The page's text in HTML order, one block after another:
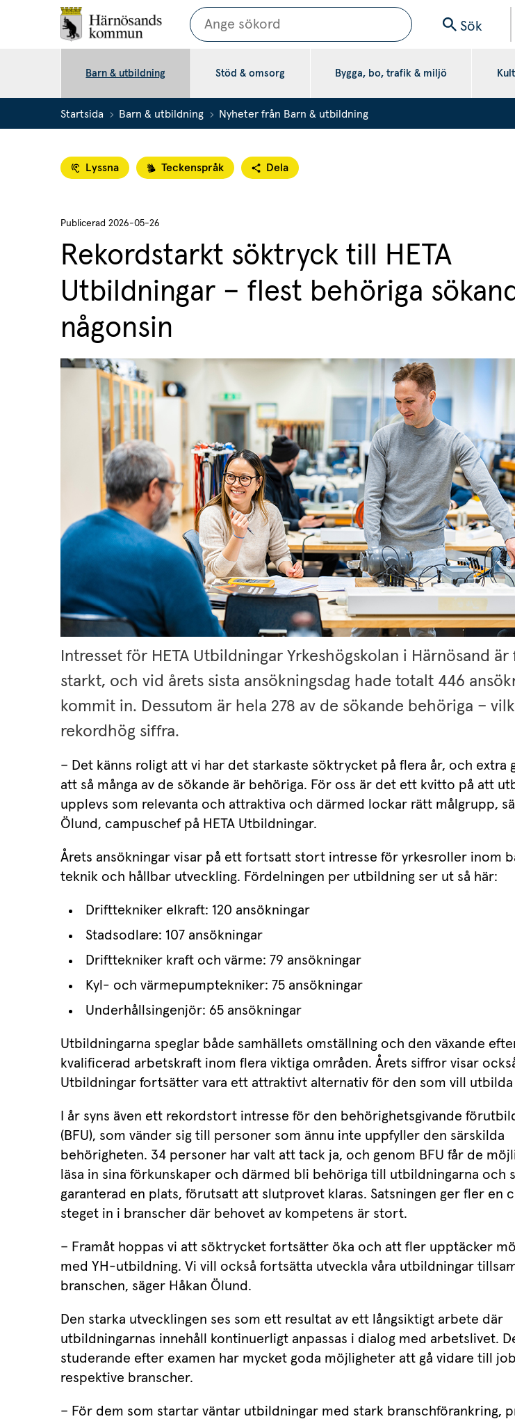
Sök
Sök
Barn & utbildning Stöd & omsorg Bygga, bo, trafik & miljö
Startsida Barn & utbildning Nyheter från Barn & utbildning
Lyssna Teckenspråk Dela
Publicerad 2026-05-26
Rekordstarkt söktryck till HETA
Utbildningar – flest behöriga
någonsin
Intresset för HETA Utbildningar Yrkeshögskolan i Härnösand
starkt, och vid årets sista ansökningsdag hade totalt 446
kommit in. Dessutom är hela 278 av de sökande behöriga –
rekordhög siffra.
– Det känns roligt att vi har det starkaste söktrycket på flera år, och extra
att så många av de sökande är behöriga. För oss är det ett kvitto på att
upplevs som relevanta och attraktiva och därmed lockar rätt målgrupp,
Ölund, campuschef på HETA Utbildningar.
Årets ansökningar visar på ett fortsatt stort intresse för yrkesroller inom
teknik och hållbar utveckling. Fördelningen per utbildning ser ut så här:
Drifttekniker elkraft: 120 ansökningar
Stadsodlare: 107 ansökningar
Drifttekniker kraft och värme: 79 ansökningar
Kyl- och värmepumptekniker: 75 ansökningar
Underhållsingenjör: 65 ansökningar
Utbildningarna speglar både samhällets omställning och den växande
kvalificerad arbetskraft inom flera viktiga områden. Årets siffror visar
Utbildningar fortsätter vara ett attraktivt alternativ för den som vill utbilda
I år syns även ett rekordstort intresse för den behörighetsgivande
(BFU), som vänder sig till personer som ännu inte uppfyller den särskilda
behörigheten. 34 personer har valt att tack ja, och genom BFU får de
läsa in sina förkunskaper och därmed bli behöriga till utbildningarna och
garanterad en plats, förutsatt att slutprovet klaras. Satsningen ger fler en
steget in i branscher där behovet av kompetens är stort.
– Framåt hoppas vi att söktrycket fortsätter öka och att fler upptäcker
med YH-utbildning. Vi vill också fortsätta utveckla våra utbildningar
branschen, säger Håkan Ölund.
Den starka utvecklingen ses som ett resultat av ett långsiktigt arbete där
utbildningarnas innehåll kontinuerligt anpassas i dialog med arbetslivet.
studerande efter examen har mycket goda möjligheter att gå vidare till
respektive branscher.
– För dem som startar väntar utbildningar med stark branschförankring,